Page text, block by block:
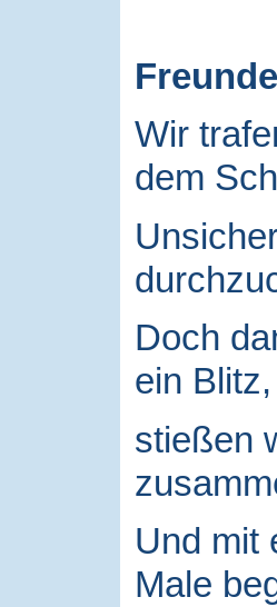
Freunde
Wir
dem
Doch
ein Blitz,
stießen
Und mit
Male